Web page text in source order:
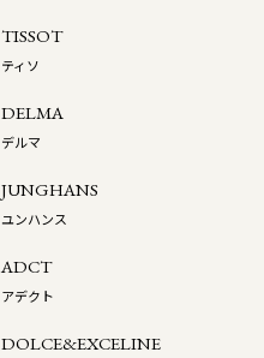
TISSOT
ティソ
DELMA
デルマ
JUNGHANS
ユンハンス
ADCT
アデクト
DOLCE&EXCELINE